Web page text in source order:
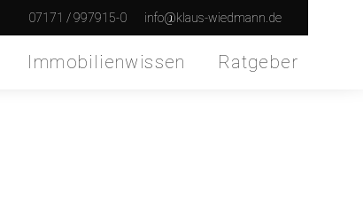
07171 / 997915-0 info@klaus-wiedmann.de
Immobilienwissen Ratgeber